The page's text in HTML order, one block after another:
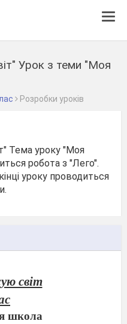
Урок з теми "Моя
Розробки уроків
Тема уроку "Моя
робота з "Лего".
уроку проводиться
світ
школа